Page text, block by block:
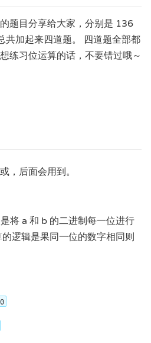
题目分享给大家，分别是 136
加起来四道题。 四道题全部都
练习位运算的话，不要错过哦～
，后面会用到。
是将 a 和 b 的二进制每一位进行
逻辑是果同一位的数字相同则
0